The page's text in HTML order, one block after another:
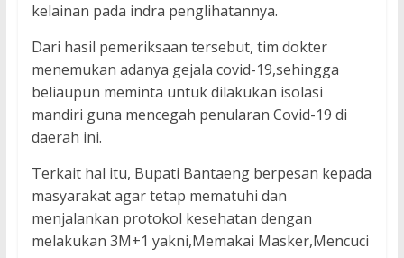
kelainan pada indra penglihatannya.
Dari hasil pemeriksaan tersebut, tim dokter
menemukan adanya gejala covid-19,sehingga
beliaupun meminta untuk dilakukan isolasi
mandiri guna mencegah penularan Covid-19 di
daerah ini.
Terkait hal itu, Bupati Bantaeng berpesan kepada
masyarakat agar tetap mematuhi dan
menjalankan protokol kesehatan dengan
melakukan 3M+1 yakni,Memakai Masker,Mencuci